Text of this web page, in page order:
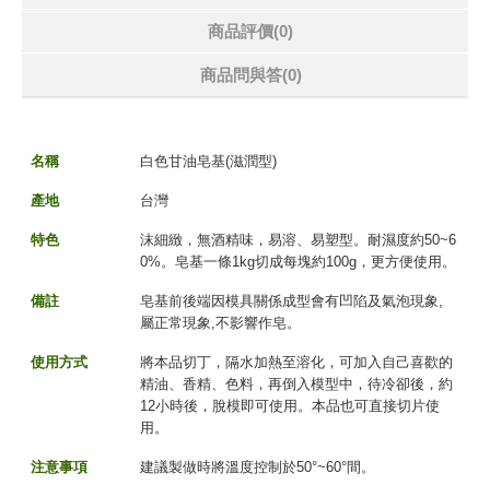
商品評價(0)
商品問與答(0)
名稱 白色甘油皂基(滋潤型)
產地 台灣
特色
沫細緻，無酒精味，易溶、易塑型。耐濕度約50~6
0%。皂基一條1kg切成每塊約100g，更方便使用。
備註
皂基前後端因模具關係成型會有凹陷及氣泡現象,
屬正常現象,不影響作皂。
使用方式
將本品切丁，隔水加熱至溶化，可加入自己喜歡的
精油、香精、色料，再倒入模型中，待冷卻後，約
12小時後，脫模即可使用。本品也可直接切片使
用。
注意事項 建議製做時將溫度控制於50°~60°間。